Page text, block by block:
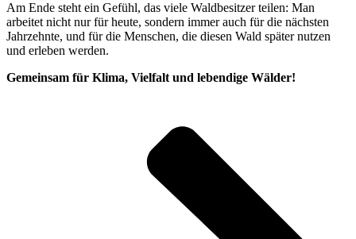
Am Ende steht ein Gefühl, das viele Waldbesitzer teilen: Man
arbeitet nicht nur für heute, sondern immer auch für die nächsten
Jahrzehnte, und für die Menschen, die diesen Wald später nutzen
und erleben werden.
Gemeinsam für Klima, Vielfalt und lebendige Wälder!